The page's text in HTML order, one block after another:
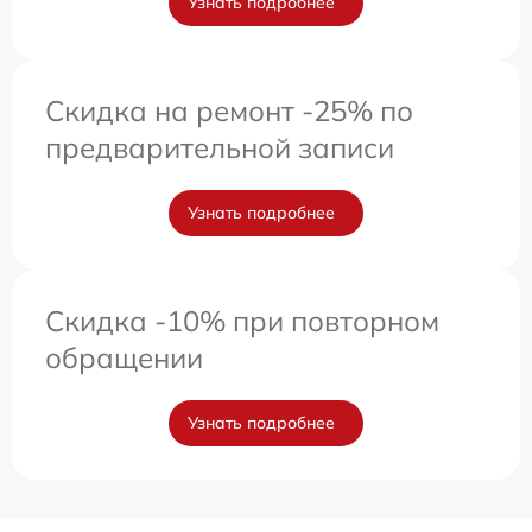
Скидка на ремонт -25% по
предварительной записи
Узнать подробнее
Скидка -10% при повторном
обращении
Узнать подробнее